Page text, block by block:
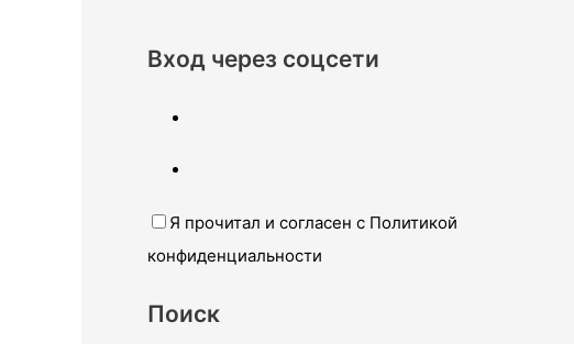
Вход через соцсети
Я прочитал и согласен с Политикой
конфиденциальности
Поиск